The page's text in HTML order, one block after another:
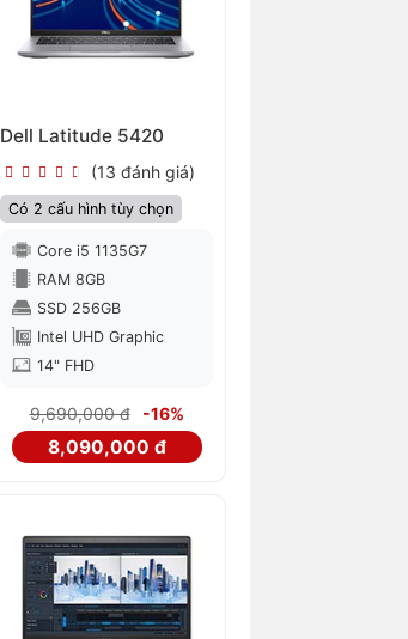
Dell Latitude 5420
(13 đánh giá)
Có 2 cấu hình tùy chọn
Core i5 1135G7
RAM 8GB
SSD 256GB
Intel UHD Graphic
14" FHD
9,690,000 đ -16%
8,090,000 đ